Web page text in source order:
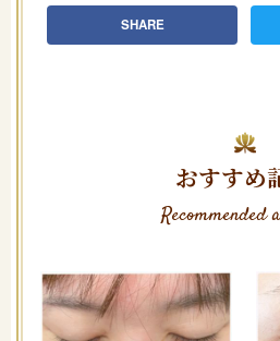
SHARE
おすすめ
Recommended